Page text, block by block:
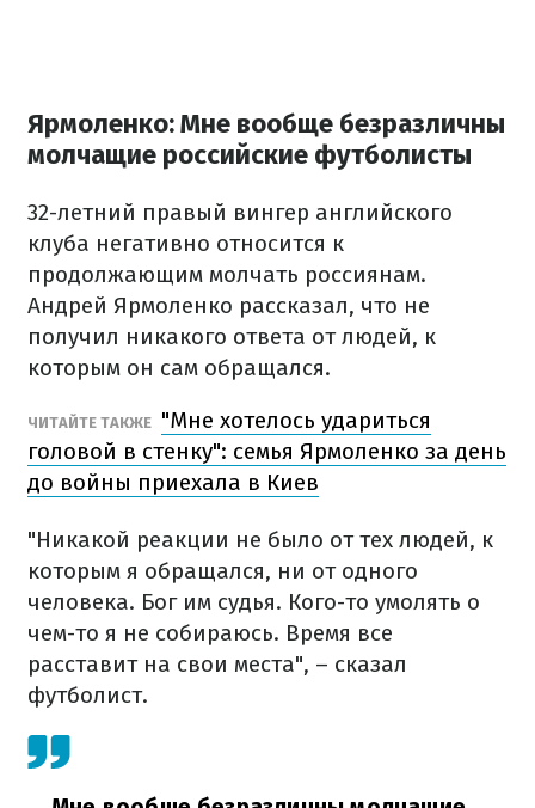
Ярмоленко: Мне вообще безразличны
молчащие российские футболисты
32-летний правый вингер английского
клуба негативно относится к
продолжающим молчать россиянам.
Андрей Ярмоленко рассказал, что не
получил никакого ответа от людей, к
которым он сам обращался.
ЧИТАЙТЕ ТАКЖЕ "Мне хотелось удариться
головой в стенку": семья Ярмоленко за день
до войны приехала в Киев
"Никакой реакции не было от тех людей, к
которым я обращался, ни от одного
человека. Бог им судья. Кого-то умолять о
чем-то я не собираюсь. Время все
расставит на свои места", – сказал
футболист.